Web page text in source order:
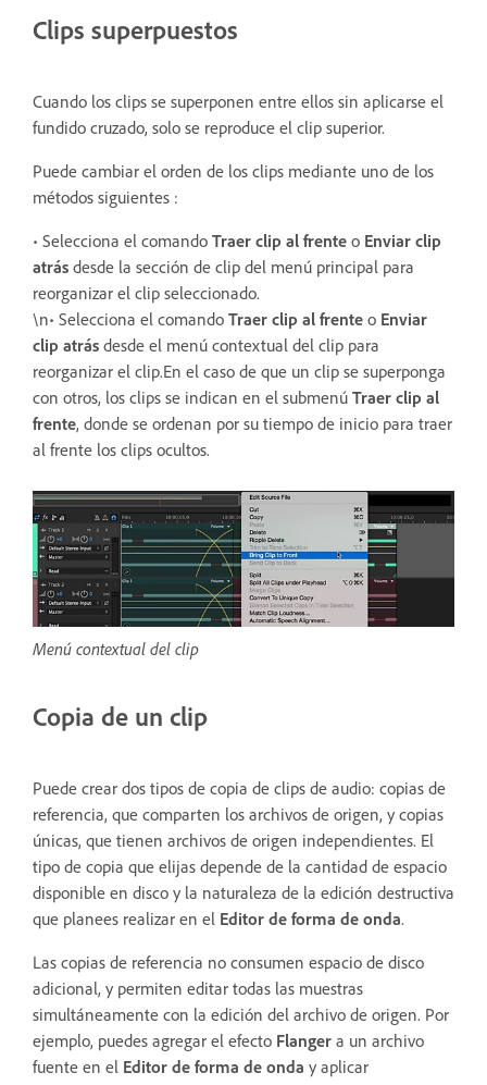
Clips superpuestos
Cuando los clips se superponen entre ellos sin aplicarse el
fundido cruzado, solo se reproduce el clip superior.
Puede cambiar el orden de los clips mediante uno de los
métodos siguientes :
• Selecciona el comando Traer clip al frente o Enviar clip
atrás desde la sección de clip del menú principal para
reorganizar el clip seleccionado.
\n• Selecciona el comando Traer clip al frente o Enviar
clip atrás desde el menú contextual del clip para
reorganizar el clip.En el caso de que un clip se superponga
con otros, los clips se indican en el submenú Traer clip al
frente, donde se ordenan por su tiempo de inicio para traer
al frente los clips ocultos.
Menú contextual del clip
Copia de un clip
Puede crear dos tipos de copia de clips de audio: copias de
referencia, que comparten los archivos de origen, y copias
únicas, que tienen archivos de origen independientes. El
tipo de copia que elijas depende de la cantidad de espacio
disponible en disco y la naturaleza de la edición destructiva
que planees realizar en el Editor de forma de onda.
Las copias de referencia no consumen espacio de disco
adicional, y permiten editar todas las muestras
simultáneamente con la edición del archivo de origen. Por
ejemplo, puedes agregar el efecto Flanger a un archivo
fuente en el Editor de forma de onda y aplicar